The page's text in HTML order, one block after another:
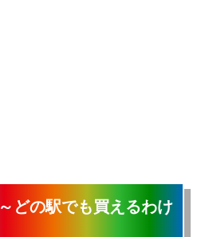
どの駅でも買えるわけ